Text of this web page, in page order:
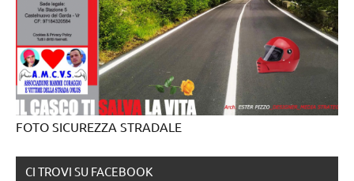
FOTO SICUREZZA STRADALE
CI TROVI SU FACEBOOK